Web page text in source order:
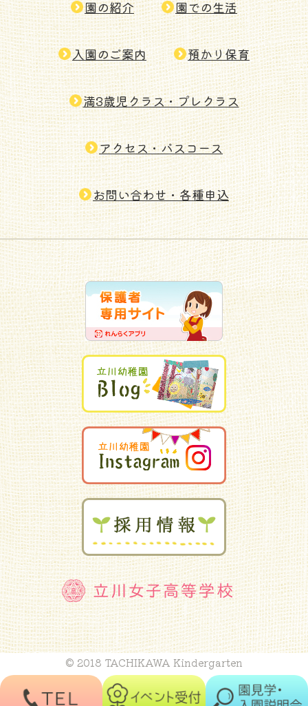
園の紹介 園での生活
入園のご案内 預かり保育
満3歳児クラス・プレクラス
アクセス・バスコース
お問い合わせ・各種申込
© 2018 TACHIKAWA Kindergarten